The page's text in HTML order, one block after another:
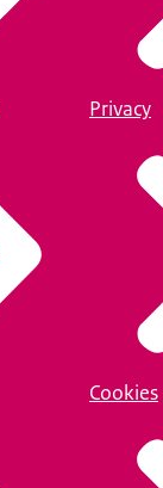
Privacy
Cookies